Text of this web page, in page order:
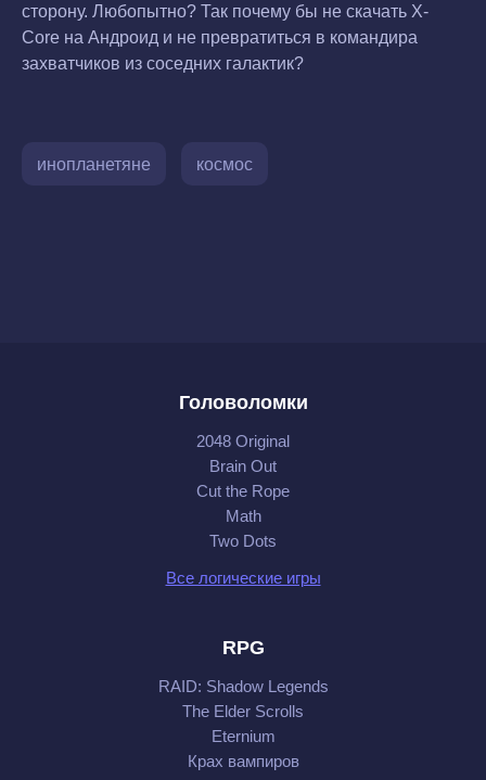
сторону. Любопытно? Так почему бы не скачать X-
Core на Андроид и не превратиться в командира
захватчиков из соседних галактик?
инопланетяне космос
Головоломки
2048 Original
Brain Out
Cut the Rope
Math
Two Dots
Все логические игры
RPG
RAID: Shadow Legends
The Elder Scrolls
Eternium
Крах вампиров